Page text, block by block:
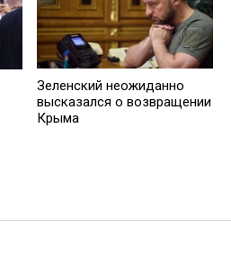
Зеленский неожиданно
высказался о возвращении
Крыма